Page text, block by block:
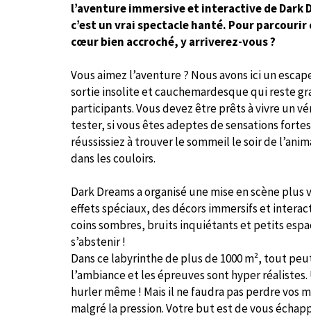
l’aventure immersive et interactive de Dark
c’est un vrai spectacle hanté. Pour
cœur bien accroché, y arriverez-vous ?
Vous aimez l’aventure ? Nous avons ici un
sortie insolite et cauchemardesque qui reste
participants. Vous devez être prêts à vivre un
tester, si vous êtes adeptes de sensations
réussissiez à trouver le sommeil le soir de
dans les couloirs.
Dark Dreams a organisé une mise en scène
effets spéciaux, des décors immersifs et
coins sombres, bruits inquiétants et petits
s’abstenir !
Dans ce labyrinthe de plus de 1000 m², tout
l’ambiance et les épreuves sont hyper
hurler même ! Mais il ne faudra pas perdre vos
malgré la pression. Votre but est de vous